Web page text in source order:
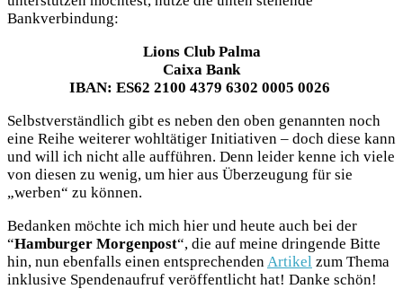
Bankverbindung:
Lions Club Palma
Caixa Bank
IBAN: ES62 2100 4379 6302 0005 0026
Selbstverständlich gibt es neben den oben genannten noch
eine Reihe weiterer wohltätiger Initiativen – doch diese kann
und will ich nicht alle aufführen. Denn leider kenne ich viele
von diesen zu wenig, um hier aus Überzeugung für sie
„werben“ zu können.
Bedanken möchte ich mich hier und heute auch bei der
“Hamburger Morgenpost“, die auf meine dringende Bitte
hin, nun ebenfalls einen entsprechenden Artikel zum Thema
inklusive Spendenaufruf veröffentlicht hat! Danke schön!